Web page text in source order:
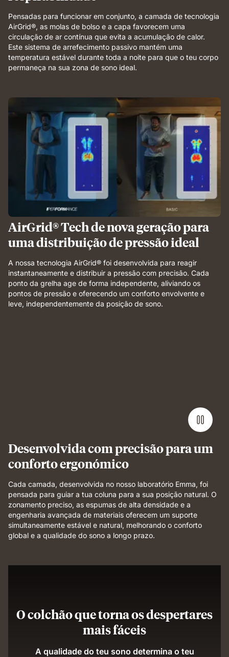
Pensadas para funcionar em conjunto, a camada de tecnologia
AirGrid®, as molas de bolso e a capa favorecem uma
circulação de ar contínua que evita a acumulação de calor.
Este sistema de arrefecimento passivo mantém uma
temperatura estável durante toda a noite para que o teu corpo
permaneça na sua zona de sono ideal.
AirGrid® Tech de nova geração para
uma distribuição de pressão ideal
A nossa tecnologia AirGrid® foi desenvolvida para reagir
instantaneamente e distribuir a pressão com precisão. Cada
ponto da grelha age de forma independente, aliviando os
pontos de pressão e oferecendo um conforto envolvente e
leve, independentemente da posição de sono.
support.
Desenvolvida com precisão para um
conforto ergonómico
Cada camada, desenvolvida no nosso laboratório Emma, foi
pensada para guiar a tua coluna para a sua posição natural. O
zonamento preciso, as espumas de alta densidade e a
engenharia avançada de materiais oferecem um suporte
simultaneamente estável e natural, melhorando o conforto
global e a qualidade do sono a longo prazo.
O colchão que torna os despertares
mais fáceis
A qualidade do teu sono determina o teu